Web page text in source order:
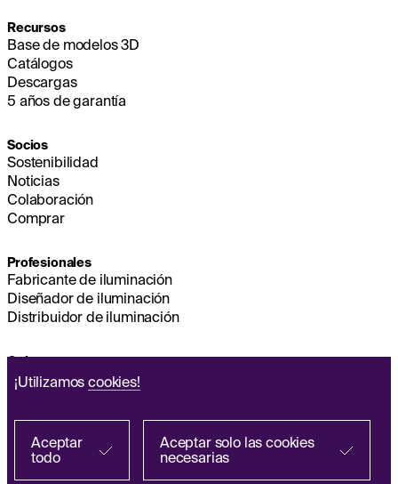
Encontrar vendido por un colaborador
¡Utilizamoscookies!
Aceptar
todo
Aceptar solo las cookies
necesarias
Recursos
Base de modelos 3D
Catálogos
Descargas
5 años de garantía
Socios
Sostenibilidad
Noticias
Colaboración
Comprar
Profesionales
Fabricante de iluminación
Diseñador de iluminación
Distribuidor de iluminación
Quienes somos
Sostenibilidad
Q&A